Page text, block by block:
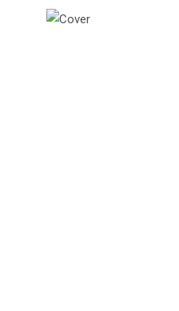
Μετάβαση